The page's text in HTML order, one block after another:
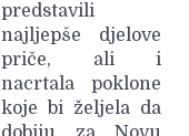
predstavili
najljepše djelove
priče, ali i
nacrtala poklone
koje bi željela da